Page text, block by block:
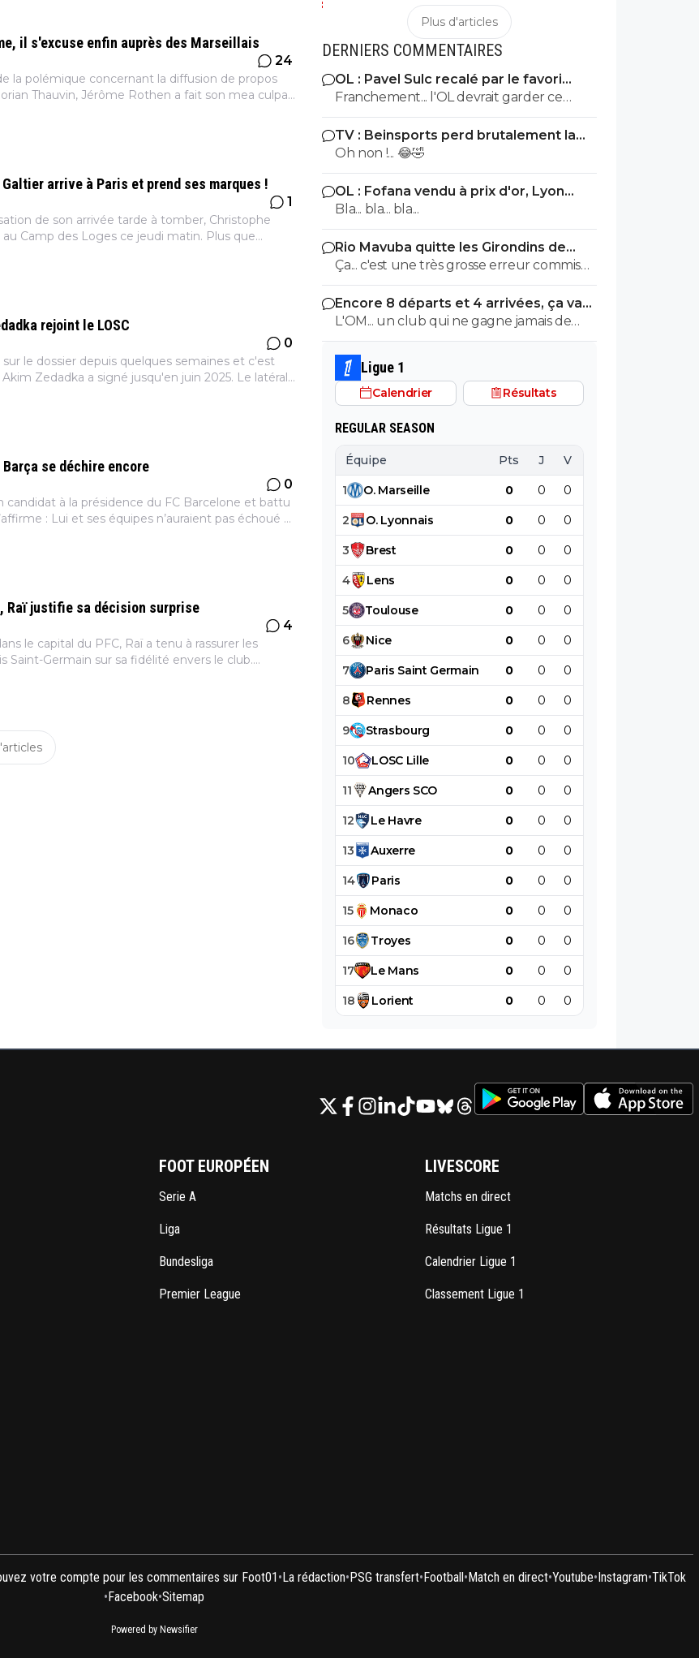
il s'excuse enfin auprès des Marseillais
24
la polémique concernant la diffusion de propos
Thauvin, Jérôme Rothen a fait son mea culpa
Galtier arrive à Paris et prend ses marques !
1
de son arrivée tarde à tomber, Christophe
au Camp des Loges ce jeudi matin. Plus que
rejoint le LOSC
0
sur le dossier depuis quelques semaines et c'est
Zedadka a signé jusqu'en juin 2025. Le latéral
se déchire encore
0
candidat à la présidence du FC Barcelone et battu
: Lui et ses équipes n’auraient pas échoué à
Raï justifie sa décision surprise
4
le capital du PFC, Raï a tenu à rassurer les
Saint-Germain sur sa fidélité envers le club.
Plus d'articles
DERNIERS COMMENTAIRES
OL : Pavel Sulc recalé par le favori
numéro 1 du mercato
Franchement... l'OL devrait garder ce
joueur.
TV : Beinsports perd brutalement la
Liga !
Oh non !... 😂🤣
OL : Fofana vendu à prix d'or, Lyon
remercie le Real
Bla... bla... bla...
Rio Mavuba quitte les Girondins de
Bordeaux
Ça... c'est une très grosse erreur commise
par les Girondins de Bordeaux.
Encore 8 départs et 4 arrivées, ça va
valser à l'OL
L'OM... un club qui ne gagne jamais de
titre et qui du jour au lendemenain pense
remporter la Ligue1. MDR C'est McCourt
qui doit être navré avec tout ce qu'il a
dépensé.
Ligue 1
Calendrier Résultats
REGULAR SEASON
Équipe Pts J V
1 O. Marseille 0 0 0
2 O. Lyonnais 0 0 0
3 Brest 0 0 0
4 Lens 0 0 0
5 Toulouse 0 0 0
6 Nice 0 0 0
7 Paris Saint Germain 0 0 0
8 Rennes 0 0 0
9 Strasbourg 0 0 0
10 LOSC Lille 0 0 0
11 Angers SCO 0 0 0
12 Le Havre 0 0 0
13 Auxerre 0 0 0
14 Paris 0 0 0
15 Monaco 0 0 0
16 Troyes 0 0 0
17 Le Mans 0 0 0
18 Lorient 0 0 0
FOOT EUROPÉEN
Serie A
Liga
Bundesliga
Premier League
LIVESCORE
Matchs en direct
Résultats Ligue 1
Calendrier Ligue 1
Classement Ligue 1
votre compte pour les commentaires sur Foot01 • La rédaction• PSG transfert• Football • Match en direct•Youtube• Instagram•TikTok
• Facebook•Sitemap
Powered by Newsifier